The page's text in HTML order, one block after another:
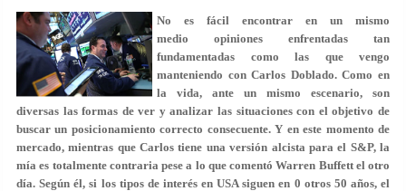
No es fácil encontrar en un mismo
medio opiniones enfrentadas tan
fundamentadas como las que vengo
manteniendo con Carlos Doblado. Como en
la vida, ante un mismo escenario, son
diversas las formas de ver y analizar las situaciones con el objetivo de
buscar un posicionamiento correcto consecuente. Y en este momento de
mercado, mientras que Carlos tiene una versión alcista para el S&P, la
mía es totalmente contraria pese a lo que comentó Warren Buffett el otro
día. Según él, si los tipos de interés en USA siguen en 0 otros 50 años, el